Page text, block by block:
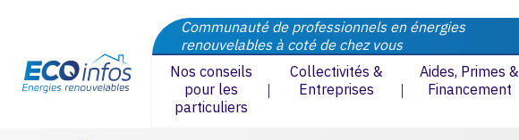
Communauté de professionnels en énergies
renouvelables à coté de chez vous
Nos conseils
pour les
particuliers
Collectivités &
Entreprises
Aides, Primes &
Financement